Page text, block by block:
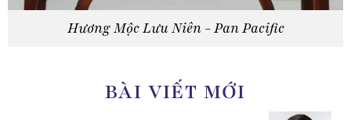
Hương Mộc Lưu Niên - Pan Pacific
BÀI VIẾT MỚI